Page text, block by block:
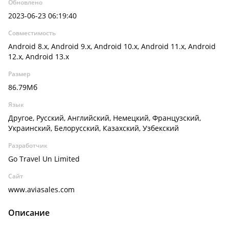
Обновлено
2023-06-23 06:19:40
Совместимость
Android 8.x, Android 9.x, Android 10.x, Android 11.x, Android
12.x, Android 13.x
Размер
86.79Мб
Язык
Другое, Русский, Английский, Немецкий, Французский,
Украинский, Белорусский, Казахский, Узбекский
Разработчик
Go Travel Un Limited
Сайт
www.aviasales.com
Описание